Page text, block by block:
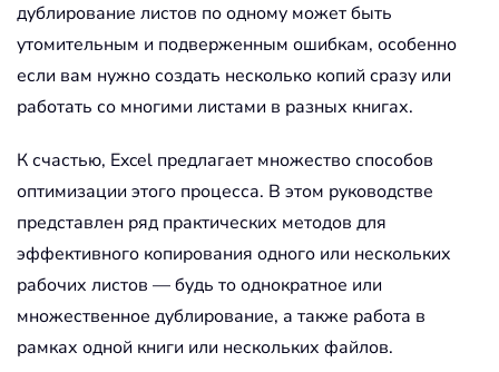
дублирование листов по одному может быть
утомительным и подверженным ошибкам, особенно
если вам нужно создать несколько копий сразу или
работать со многими листами в разных книгах.
К счастью, Excel предлагает множество способов
оптимизации этого процесса. В этом руководстве
представлен ряд практических методов для
эффективного копирования одного или нескольких
рабочих листов — будь то однократное или
множественное дублирование, а также работа в
рамках одной книги или нескольких файлов.